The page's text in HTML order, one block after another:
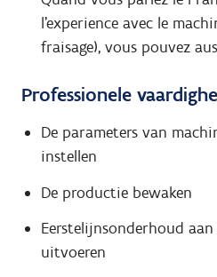
l'experience avec le
fraisage), vous pouvez
Professionele
De parameters van
instellen
De productie bewaken
Eerstelijnsonderhoud
uitvoeren